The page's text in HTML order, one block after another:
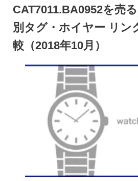
CAT7011.BA0952を売
別タグ・ホイヤー リン
較（2018年10月）